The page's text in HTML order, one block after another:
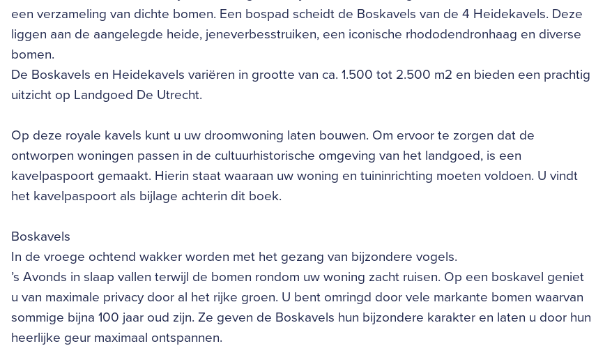
een verzameling van dichte bomen. Een bospad scheidt de Boskavels van de 4 Heidekavels. Deze
liggen aan de aangelegde heide, jeneverbesstruiken, een iconische rhododendronhaag en diverse
bomen.
De Boskavels en Heidekavels variëren in grootte van ca. 1.500 tot 2.500 m2 en bieden een prachtig
uitzicht op Landgoed De Utrecht.
Op deze royale kavels kunt u uw droomwoning laten bouwen. Om ervoor te zorgen dat de
ontworpen woningen passen in de cultuurhistorische omgeving van het landgoed, is een
kavelpaspoort gemaakt. Hierin staat waaraan uw woning en tuininrichting moeten voldoen. U vindt
het kavelpaspoort als bijlage achterin dit boek.
Boskavels
In de vroege ochtend wakker worden met het gezang van bijzondere vogels.
’s Avonds in slaap vallen terwijl de bomen rondom uw woning zacht ruisen. Op een boskavel geniet
u van maximale privacy door al het rijke groen. U bent omringd door vele markante bomen waarvan
sommige bijna 100 jaar oud zijn. Ze geven de Boskavels hun bijzondere karakter en laten u door hun
heerlijke geur maximaal ontspannen.